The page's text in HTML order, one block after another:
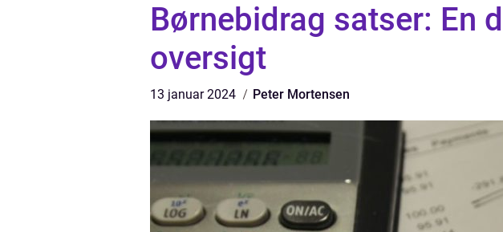
Børnebidrag satser: En
oversigt
13 januar 2024 Peter Mortensen